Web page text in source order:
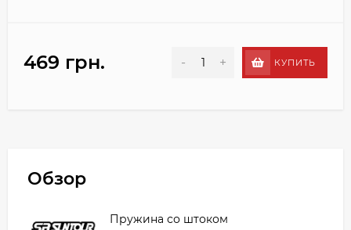
469 грн. - + КУПИТЬ
Обзор
Пружина со штоком